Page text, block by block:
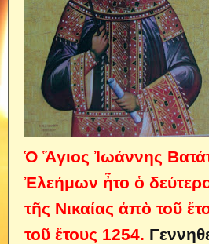
Ὁ Ἅγιος Ἰωάννης
Ἐλεήμων ἦτο ὁ
τῆς Νικαίας ἀπὸ τοῦ
τοῦ ἔτους 1254.